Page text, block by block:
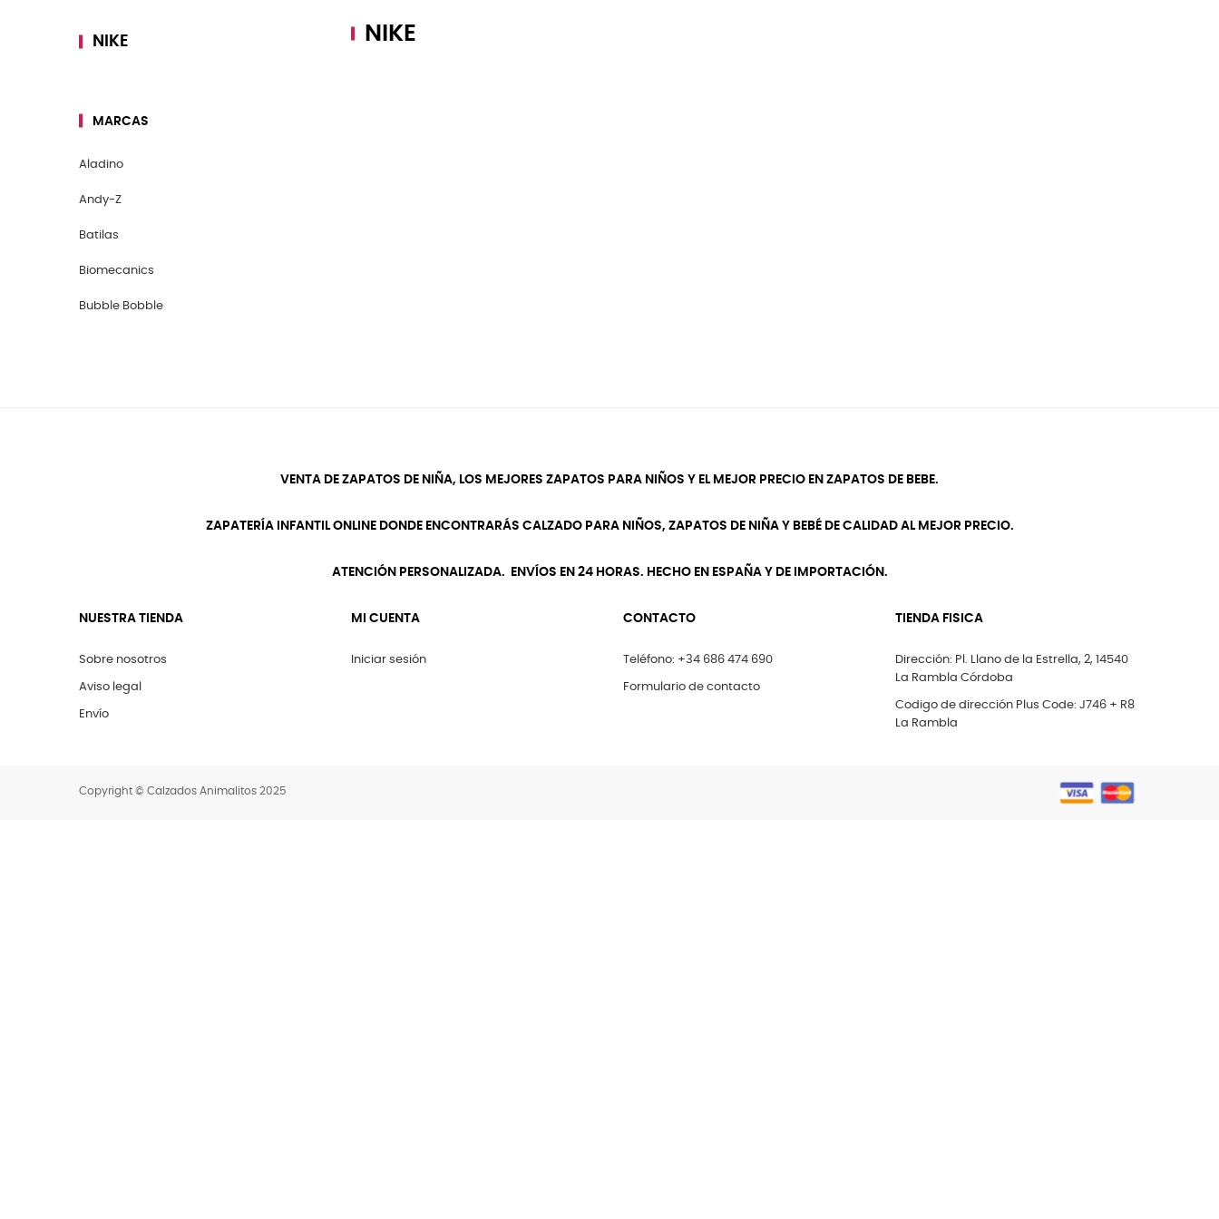
NIKE
MARCAS
Aladino
Andy-Z
Batilas
Biomecanics
Bubble Bobble
NIKE
VENTA DE ZAPATOS DE NIÑA, LOS MEJORES ZAPATOS PARA NIÑOS Y EL MEJOR PRECIO EN ZAPATOS DE BEBE.
ZAPATERÍA INFANTIL ONLINE DONDE ENCONTRARÁS CALZADO PARA NIÑOS, ZAPATOS DE NIÑA Y BEBÉ DE CALIDAD AL MEJOR PRECIO.
ATENCIÓN PERSONALIZADA. ENVÍOS EN 24 HORAS. HECHO EN ESPAÑA Y DE IMPORTACIÓN.
NUESTRA TIENDA
Sobre nosotros
Aviso legal
Envío
MI CUENTA
Iniciar sesión
CONTACTO
Teléfono: +34 686 474 690
Formulario de contacto
TIENDA FISICA
Dirección: Pl. Llano de la Estrella, 2, 14540
La Rambla Córdoba
Codigo de dirección Plus Code: J746 + R8
La Rambla
Copyright © Calzados Animalitos 2025